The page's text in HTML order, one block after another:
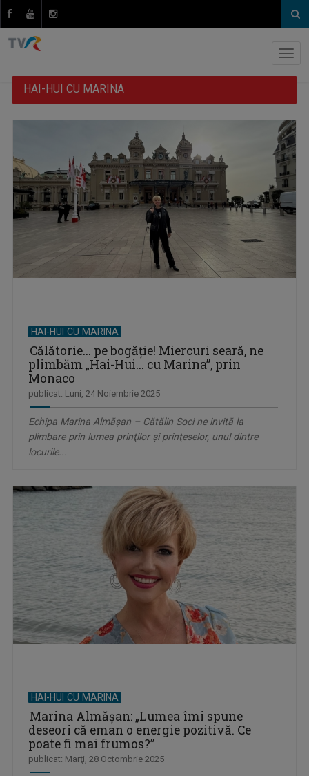
HAI-HUI CU MARINA
HAI-HUI CU MARINA
Călătorie... pe bogăţie! Miercuri seară, ne
plimbăm „Hai-Hui... cu Marina”, prin
Monaco
publicat: Luni, 24 Noiembrie 2025
Echipa Marina Almăşan – Cătălin Soci ne invită la
plimbare prin lumea prinţilor şi prinţeselor, unul dintre
locurile...
HAI-HUI CU MARINA
Marina Almăşan: „Lumea îmi spune
deseori că eman o energie pozitivă. Ce
poate fi mai frumos?”
publicat: Marţi, 28 Octombrie 2025